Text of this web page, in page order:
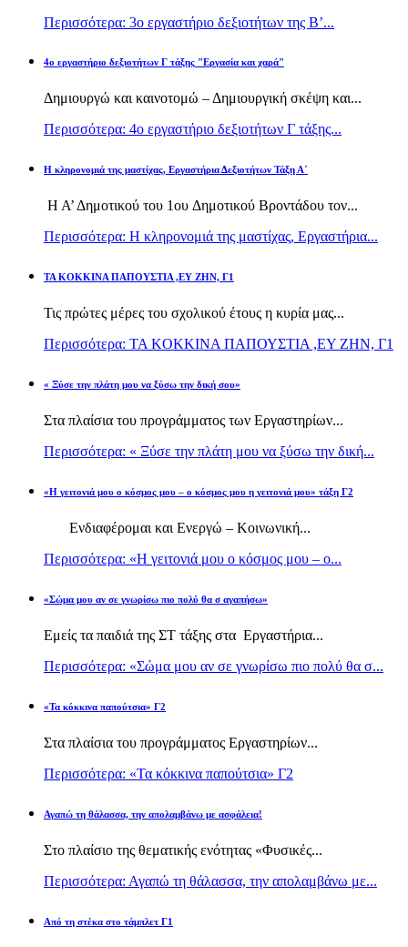
Περισσότερα: 3ο εργαστήριο δεξιοτήτων της Β’...
4ο εργαστήριο δεξιοτήτων Γ τάξης "Εργασία και χαρά"
Δημιουργώ και καινοτομώ – Δημιουργική σκέψη και...
Περισσότερα: 4ο εργαστήριο δεξιοτήτων Γ τάξης...
H κληρονομιά της μαστίχας, Εργαστήρια Δεξιοτήτων Τάξη Α΄
Η Α’ Δημοτικού του 1ου Δημοτικού Βροντάδου τον...
Περισσότερα: H κληρονομιά της μαστίχας, Εργαστήρια...
TA KOKKINA ΠΑΠΟΥΣΤΙΑ ,ΕΥ ΖΗΝ, Γ1
Τις πρώτες μέρες του σχολικού έτους η κυρία μας...
Περισσότερα: TA KOKKINA ΠΑΠΟΥΣΤΙΑ ,ΕΥ ΖΗΝ, Γ1
« Ξύσε την πλάτη μου να ξύσω την δική σου»
Στα πλαίσια του προγράμματος των Εργαστηρίων...
Περισσότερα: « Ξύσε την πλάτη μου να ξύσω την δική...
«Η γειτονιά μου ο κόσμος μου – ο κόσμος μου η γειτονιά μου» τάξη Γ2
Ενδιαφέρομαι και Ενεργώ – Κοινωνική...
Περισσότερα: «Η γειτονιά μου ο κόσμος μου – ο...
«Σώμα μου αν σε γνωρίσω πιο πολύ θα σ αγαπήσω»
Εμείς τα παιδιά της ΣΤ τάξης στα Εργαστήρια...
Περισσότερα: «Σώμα μου αν σε γνωρίσω πιο πολύ θα σ...
«Τα κόκκινα παπούτσια» Γ2
Στα πλαίσια του προγράμματος Εργαστηρίων...
Περισσότερα: «Τα κόκκινα παπούτσια» Γ2
Αγαπώ τη θάλασσα, την απολαμβάνω με ασφάλεια!
Στο πλαίσιο της θεματικής ενότητας «Φυσικές...
Περισσότερα: Αγαπώ τη θάλασσα, την απολαμβάνω με...
Από τη στέκα στο τάμπλετ Γ1